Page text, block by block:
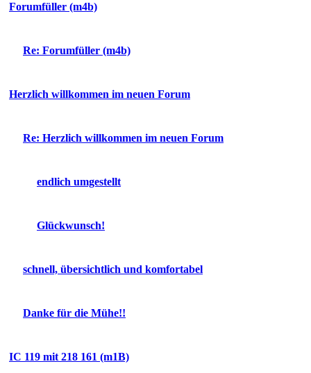
Forumfüller (m4b)
Re: Forumfüller (m4b)
Herzlich willkommen im neuen Forum
Re: Herzlich willkommen im neuen Forum
endlich umgestellt
Glückwunsch!
schnell, übersichtlich und komfortabel
Danke für die Mühe!!
IC 119 mit 218 161 (m1B)